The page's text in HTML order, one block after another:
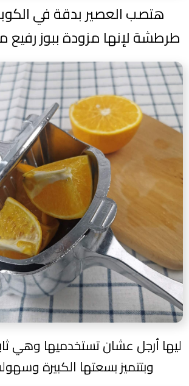
هتصب العصير بدقة في
طرطشة لإنها مزودة ببوز
ليها أرجل عشان تستخدميها وهي